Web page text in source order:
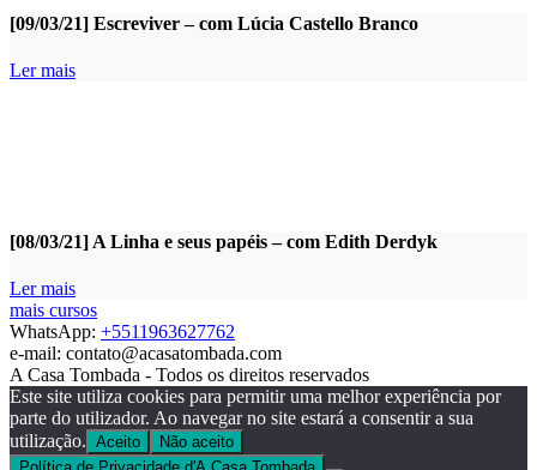
[09/03/21] Escreviver – com Lúcia Castello Branco
Ler mais
[08/03/21] A Linha e seus papéis – com Edith Derdyk
Ler mais
mais cursos
WhatsApp: +5511963627762
e-mail: contato@acasatombada.com
A Casa Tombada - Todos os direitos reservados
Este site utiliza cookies para permitir uma melhor experiência por
parte do utilizador. Ao navegar no site estará a consentir a sua
utilização. Aceito
Não aceito